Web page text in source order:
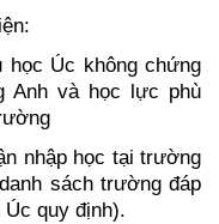
học Úc không chứng
Anh và học lực phù
nhập học tại trường
sách trường đáp
quy định).